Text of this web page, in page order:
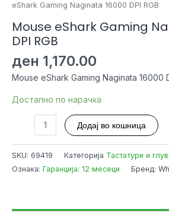
eShark Gaming Naginata 16000 DPI RGB
Mouse eShark Gaming
DPI RGB
ден 1,170.00
Mouse eShark Gaming Naginata 16000
Достапно по нарачка
eShark
Gaming
Додај во кошница
SKU: 69419 Категорија Тастатури и
Ознака: Гаранција: 12 месеци Бренд: